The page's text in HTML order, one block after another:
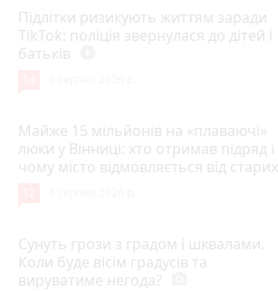
Підлітки ризикують життям заради
TikTok: поліція звернулася до дітей і
батьків
Майже 15 мільйонів на «плаваючі»
люки у Вінниці: хто отримав підряд і
чому місто відмовляється від старих
Сунуть грози з градом і шквалами.
Коли буде вісім градусів та
вируватиме негода?